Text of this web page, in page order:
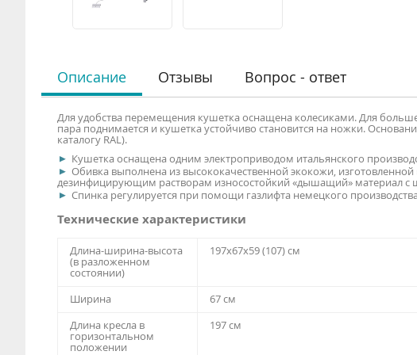
Описание
Для удобства перемещения кушетка оснащена колесиками. Для
пара поднимается и кушетка устойчиво становится на ножки.
каталогу RAL).
Кушетка оснащена одним электроприводом итальянского
Обивка выполнена из высококачественной экокожи,
дезинфицирующим растворам износостойкий «дышащий» материал с
Спинка регулируется при помощи газлифта немецкого
Технические характеристики
Длина-ширина-высота
(в разложенном
состоянии)
197х67х59 (107) см
Ширина
67 см
Длина кресла в
горизонтальном
положении
197 см
Отзывы Вопрос - ответ